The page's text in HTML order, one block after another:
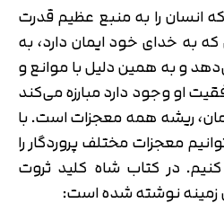
انسان را به منبع عظیم قدرت
به خدای خود ایمان دارد، به
و به همین دلیل با موانع و
او وجود دارد مبارزه می‌کند
ریشه همه معجزات است. با
معجزات مختلف پروردگار را
در کتاب شاه کلید ثروت
زمینه نوشته شده است:
تایید کد
اصلاح شماره